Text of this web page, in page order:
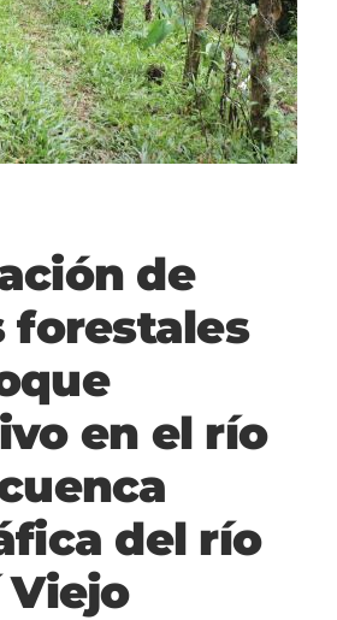
de
forestales
en el río
del río